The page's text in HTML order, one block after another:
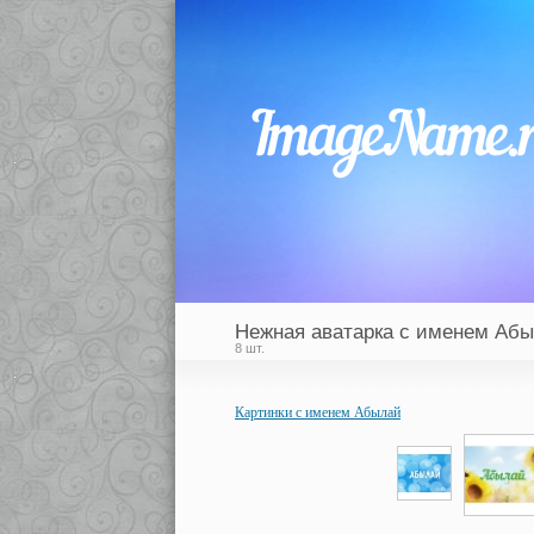
Нежная аватарка с именем
8 шт.
Картинки с именем Абылай